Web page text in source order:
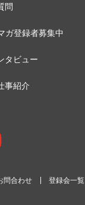
問
ガ登録者募集中
タビュー
事紹介
問合わせ 登録会一覧